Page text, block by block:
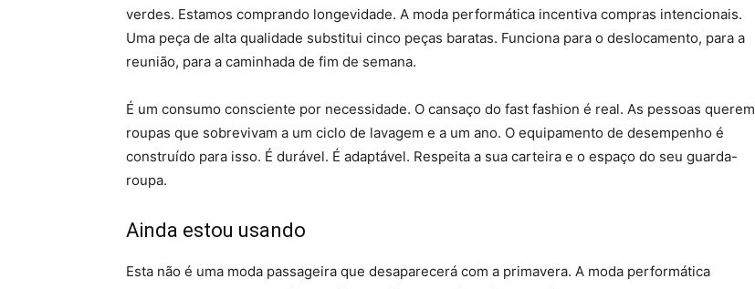
verdes. Estamos comprando longevidade. A moda performática incentiva compras intencionais.
Uma peça de alta qualidade substitui cinco peças baratas. Funciona para o deslocamento, para a
reunião, para a caminhada de fim de semana.
É um consumo consciente por necessidade. O cansaço do fast fashion é real. As pessoas querem
roupas que sobrevivam a um ciclo de lavagem e a um ano. O equipamento de desempenho é
construído para isso. É durável. É adaptável. Respeita a sua carteira e o espaço do seu guarda-
roupa.
Ainda estou usando
Esta não é uma moda passageira que desaparecerá com a primavera. A moda performática